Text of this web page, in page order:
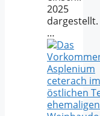
2025
dargestellt.
…